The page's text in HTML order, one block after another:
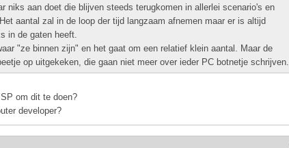
niks aan doet die blijven steeds terugkomen in allerlei scenario's en
aantal zal in de loop der tijd langzaam afnemen maar er is altijd
in de gaten heeft.
"ze binnen zijn" en het gaat om een relatief klein aantal. Maar de
op uitgekeken, die gaan niet meer over ieder PC botnetje schrijven.
om dit te doen?
developer?